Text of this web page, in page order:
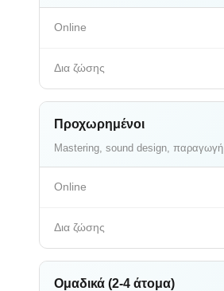
Προχωρημένοι
Mastering, sound design, παραγωγή
Ομαδικά (2-4 άτομα)